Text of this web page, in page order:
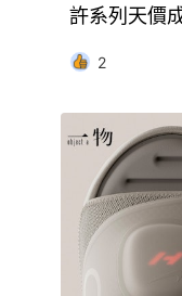
許系列天價
2